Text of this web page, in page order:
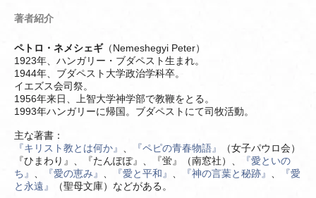
著者紹介
ペトロ・ネメシェギ（Nemeshegyi Peter）
1923年、ハンガリー・ブダペスト生まれ。
1944年、ブダペスト大学政治学科卒。
イエズス会司祭。
1956年来日、上智大学神学部で教鞭をとる。
1993年ハンガリーに帰国。ブダペストにて司牧活動。
主な著書：
『キリスト教とは何か』
『ペピの青春物語』
（女子パウロ会）
『ひまわり』、『たんぽぽ』、『蛍』（南窓社）、
『愛といの
ち』
『愛の恵み』 『愛と平和』 『神の言葉と秘跡』
『愛
と永遠』
（聖母文庫）などがある。